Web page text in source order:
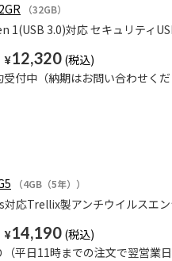
（32GB）
1(USB 3.0)対応 セキュリティ
¥12,320
受付中（納期はお問い合わせくだ
（4GB（5年））
対応Trellix製アンチウイルスエ
¥14,190
（平日11時までの注文で翌営業日